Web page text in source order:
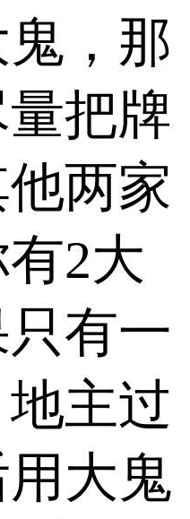
，那
把牌
两家
2大
有一
主过
大鬼